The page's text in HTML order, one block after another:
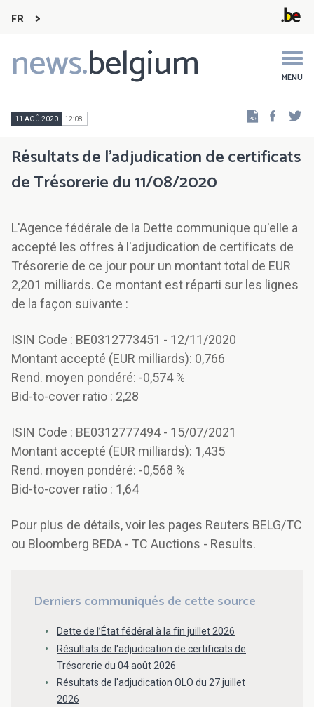
FR
news.belgium MENU
Main
navigation
11 AOÛ 2020 12:08
Résultats de l'adjudication de certificats
de Trésorerie du 11/08/2020
L'Agence fédérale de la Dette communique qu'elle a
accepté les offres à l'adjudication de certificats de
Trésorerie de ce jour pour un montant total de EUR
2,201 milliards. Ce montant est réparti sur les lignes
de la façon suivante :
ISIN Code : BE0312773451 - 12/11/2020
Montant accepté (EUR milliards): 0,766
Rend. moyen pondéré: -0,574 %
Bid-to-cover ratio : 2,28
ISIN Code : BE0312777494 - 15/07/2021
Montant accepté (EUR milliards): 1,435
Rend. moyen pondéré: -0,568 %
Bid-to-cover ratio : 1,64
Pour plus de détails, voir les pages Reuters BELG/TC
ou Bloomberg BEDA - TC Auctions - Results.
Derniers communiqués de cette source
Dette de l’État fédéral à la fin juillet 2026
Résultats de l'adjudication de certificats de
Trésorerie du 04 août 2026
Résultats de l'adjudication OLO du 27 juillet
2026